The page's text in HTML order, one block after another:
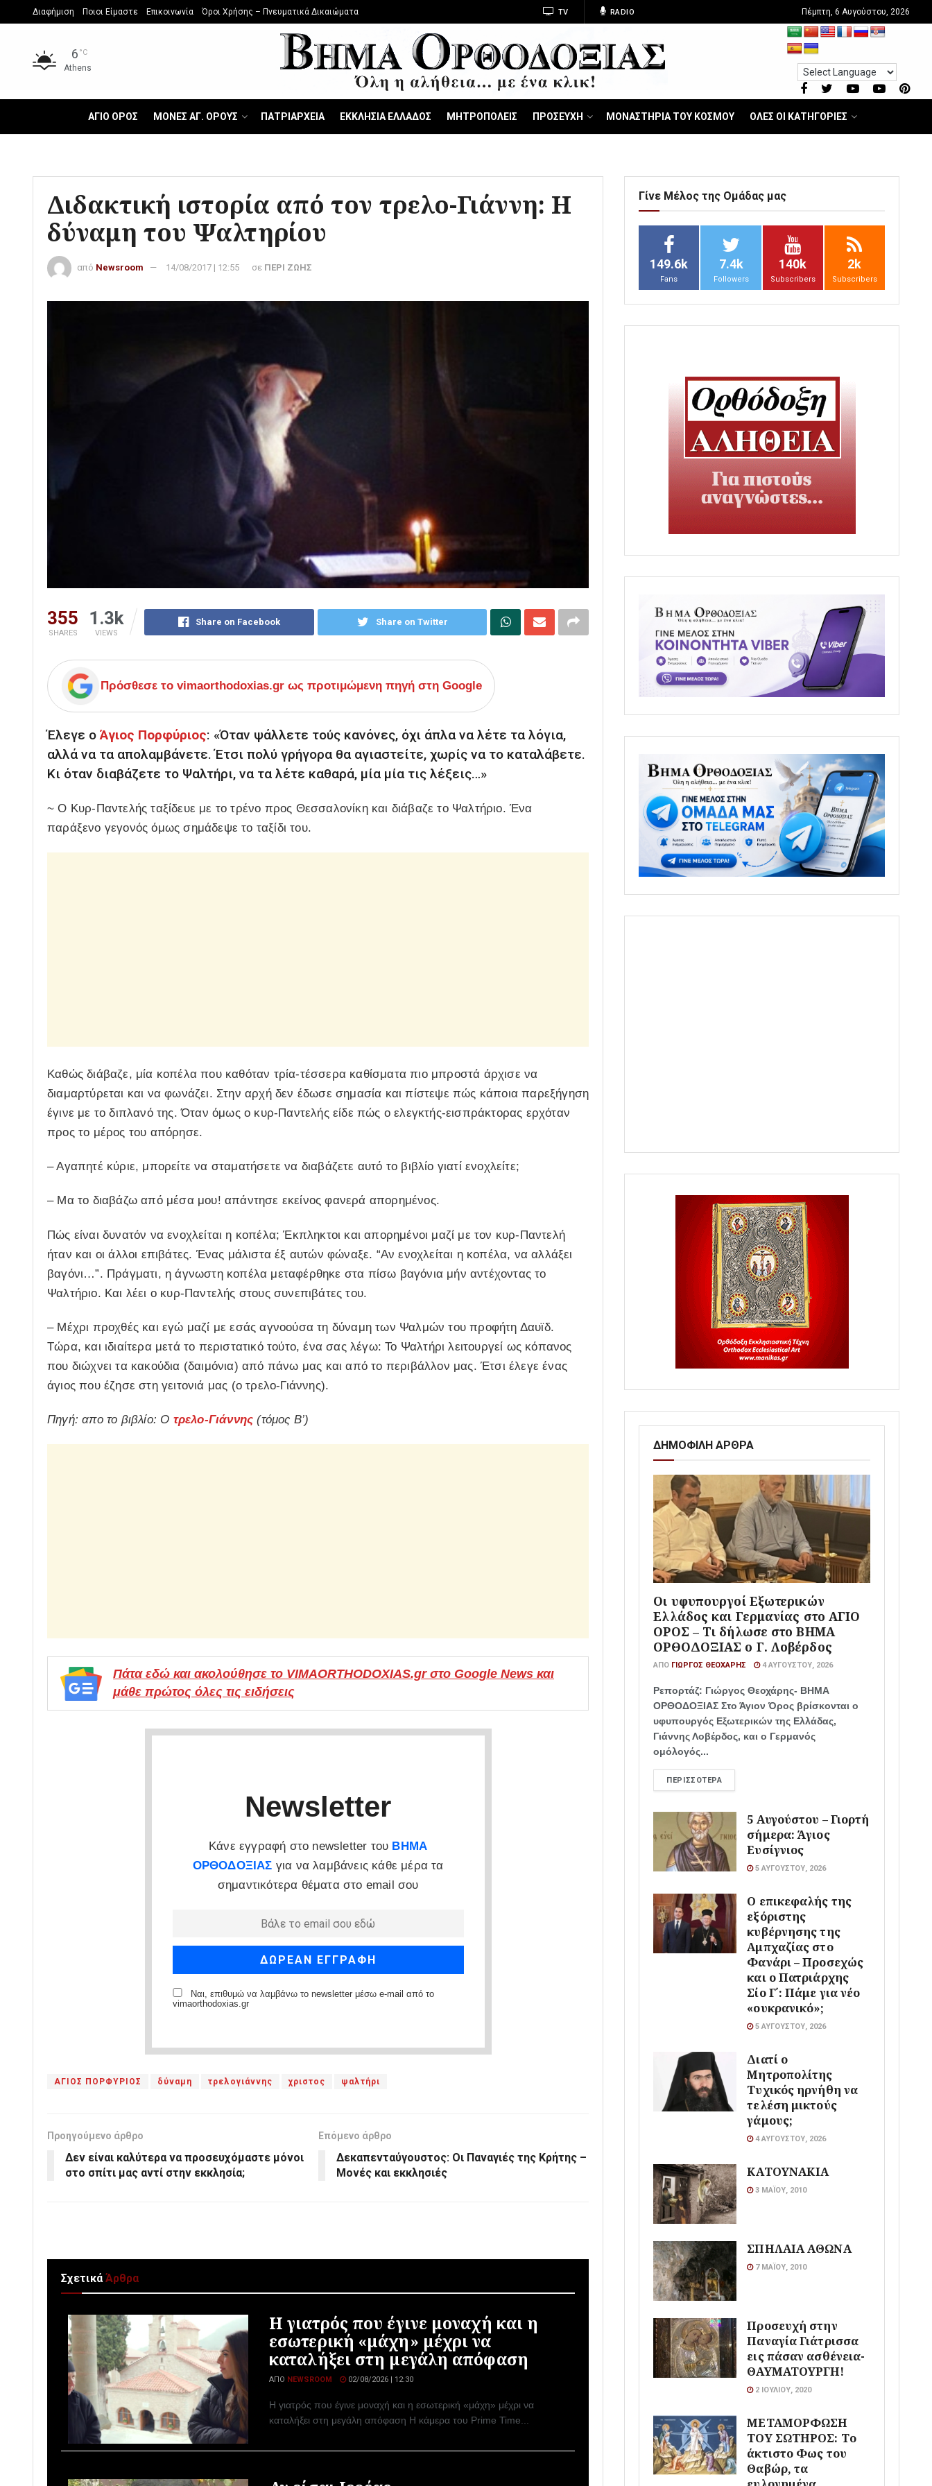
Διαφήμιση Ποιοι Είμαστε Επικοινωνία Όροι Χρήσης – Πνευματικά Δικαιώματα TV RADIO Πέμπτη, 6 Αυγούστου, 2026
6 °C
Athens
ΑΓΙΟ ΟΡΟΣ ΜΟΝΕΣ ΑΓ. ΟΡΟΥΣ ΠΑΤΡΙΑΡΧΕΙΑ ΕΚΚΛΗΣΙΑ ΕΛΛΑΔΟΣ ΜΗΤΡΟΠΟΛΕΙΣ ΠΡΟΣΕΥΧΗ ΜΟΝΑΣΤΗΡΙΑ ΤΟΥ ΚΟΣΜΟΥ ΟΛΕΣ ΟΙ ΚΑΤΗΓΟΡΙΕΣ
Διδακτική ιστορία από τον τρελο-Γιάννη: Η
δύναμη του Ψαλτηρίου
από Newsroom 14/08/2017 | 12:55 σε ΠΕΡΙ ΖΩΗΣ
355
SHARES
1.3k
VIEWS
Share on Facebook Share on Twitter
Πρόσθεσε το vimaorthodoxias.gr ως προτιμώμενη πηγή στη Google
Έλεγε οΆγιος Πορφύριος: «Όταν ψάλλετε τούς κανόνες, όχι άπλα να λέτε τα λόγια,
αλλά να τα απολαμβάνετε. Έτσι πολύ γρήγορα θα αγιαστείτε, χωρίς να το καταλάβετε.
Κι όταν διαβάζετε το Ψαλτήρι, να τα λέτε καθαρά, μία μία τις λέξεις…»
~ Ο Κυρ-Παντελής ταξίδευε με το τρένο προς Θεσσαλονίκη και διάβαζε το Ψαλτήριο. Ένα
παράξενο γεγονός όμως σημάδεψε το ταξίδι του.
Καθώς διάβαζε, μία κοπέλα που καθόταν τρία-τέσσερα καθίσματα πιο μπροστά άρχισε να
διαμαρτύρεται και να φωνάζει. Στην αρχή δεν έδωσε σημασία και πίστεψε πώς κάποια παρεξήγηση
έγινε με το διπλανό της. Όταν όμως ο κυρ-Παντελής είδε πώς ο ελεγκτής-εισπράκτορας ερχόταν
προς το μέρος του απόρησε.
– Αγαπητέ κύριε, μπορείτε να σταματήσετε να διαβάζετε αυτό το βιβλίο γιατί ενοχλείτε;
– Μα το διαβάζω από μέσα μου! απάντησε εκείνος φανερά απορημένος.
Πώς είναι δυνατόν να ενοχλείται η κοπέλα; Έκπληκτοι και απορημένοι μαζί με τον κυρ-Παντελή
ήταν και οι άλλοι επιβάτες. Ένας μάλιστα έξ αυτών φώναξε. “Αν ενοχλείται η κοπέλα, να αλλάξει
βαγόνι…”. Πράγματι, η άγνωστη κοπέλα μεταφέρθηκε στα πίσω βαγόνια μήν αντέχοντας το
Ψαλτήριο. Και λέει ο κυρ-Παντελής στους συνεπιβάτες του.
– Μέχρι προχθές και εγώ μαζί με εσάς αγνοούσα τη δύναμη των Ψαλμών του προφήτη Δαυϊδ.
Τώρα, και ιδιαίτερα μετά το περιστατικό τούτο, ένα σας λέγω: Το Ψαλτήρι λειτουργεί ως κόπανος
που διώχνει τα κακούδια (δαιμόνια) από πάνω μας και από το περιβάλλον μας. Έτσι έλεγε ένας
άγιος που έζησε στη γειτονιά μας (ο τρελο-Γιάννης).
Πηγή: απο το βιβλίο: Ο τρελο-Γιάννης (τόμος Β’)
Πάτα εδώ και ακολούθησε το VIMAORTHODOXIAS.gr στο Google News και
μάθε πρώτος όλες τις ειδήσεις
Newsletter
Κάνε εγγραφή στο newsletter του ΒΗΜΑ
ΟΡΘΟΔΟΞΙΑΣ για να λαμβάνεις κάθε μέρα τα
σημαντικότερα θέματα στο email σου
Ναι, επιθυμώ να λαμβάνω το newsletter μέσω e-mail από το
vimaorthodoxias.gr
ΑΓΙΟΣ ΠΟΡΦΥΡΙΟΣ δύναμη τρελογιάννης χριστος ψαλτήρι
Προηγούμενο άρθρο
Δεν είναι καλύτερα να προσευχόμαστε μόνοι
στο σπίτι μας αντί στην εκκλησία;
Επόμενο άρθρο
Δεκαπενταύγουστος: Οι Παναγιές της Κρήτης –
Μονές και εκκλησιές
ΣχετικάΆρθρα
Η γιατρός που έγινε μοναχή και η
εσωτερική «μάχη» μέχρι να
καταλήξει στη μεγάλη απόφαση
ΑΠΌ NEWSROOM 02/08/2026 | 12:30
Η γιατρός που έγινε μοναχή και η εσωτερική «μάχη» μέχρι να
καταλήξει στη μεγάλη απόφαση Η κάμερα του Prime Time...
Γίνε Μέλος της Ομάδας μας
149.6k
Fans
7.4k
Followers
140k
Subscribers
2k
Subscribers
ΔΗΜΟΦΙΛΗ ΑΡΘΡΑ
Οι υφυπουργοί Εξωτερικών
Ελλάδος και Γερμανίας στο ΑΓΙΟ
ΟΡΟΣ – Τι δήλωσε στο ΒΗΜΑ
ΟΡΘΟΔΟΞΙΑΣ ο Γ. Λοβέρδος
ΑΠΌ ΓΙΏΡΓΟΣ ΘΕΟΧΆΡΗΣ 4 ΑΥΓΟΎΣΤΟΥ, 2026
Ρεπορτάζ: Γιώργος Θεοχάρης- ΒΗΜΑ
ΟΡΘΟΔΟΞΙΑΣ Στο Άγιον Όρος βρίσκονται ο
υφυπουργός Εξωτερικών της Ελλάδας,
Γιάννης Λοβέρδος, και ο Γερμανός
ομόλογός...
ΠΕΡΙΣΣΌΤΕΡΑ
5 Αυγούστου – Γιορτή
σήμερα: Άγιος
Ευσίγνιος
5 ΑΥΓΟΎΣΤΟΥ, 2026
Ο επικεφαλής της
εξόριστης
κυβέρνησης της
Αμπχαζίας στο
Φανάρι – Προσεχώς
και ο Πατριάρχης
Σίο Γ΄: Πάμε για νέο
«ουκρανικό»;
5 ΑΥΓΟΎΣΤΟΥ, 2026
Διατί ο
Μητροπολίτης
Τυχικός ηρνήθη να
τελέση μικτούς
γάμους;
4 ΑΥΓΟΎΣΤΟΥ, 2026
ΚΑΤΟΥΝΑΚΙΑ
3 ΜΑΪ́ΟΥ, 2010
ΣΠΗΛΑΙΑ ΑΘΩΝΑ
7 ΜΑΪ́ΟΥ, 2010
Προσευχή στην
Παναγία Γιάτρισσα
εις πάσαν ασθένεια-
ΘΑΥΜΑΤΟΥΡΓΗ!
2 ΙΟΥΛΊΟΥ, 2020
ΜΕΤΑΜΟΡΦΩΣΗ
ΤΟΥ ΣΩΤΗΡΟΣ: Το
άκτιστο Φως του
Θαβώρ, τα